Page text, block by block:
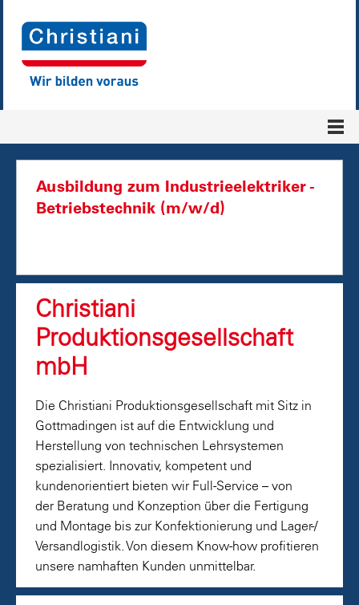
Ausbildung zum Industrieelektriker -
Betriebstechnik (m/w/d)
Christiani
Produktionsgesellschaft
mbH
Die Christiani Produktionsgesellschaft mit Sitz in
Gottmadingen ist auf die Entwicklung und
Herstellung von technischen Lehrsystemen
spezialisiert. Innovativ, kompetent und
kundenorientiert bieten wir Full-Service – von
der Beratung und Konzeption über die Fertigung
und Montage bis zur Konfektionierung und Lager-/
Versandlogistik. Von diesem Know-how profitieren
unsere namhaften Kunden unmittelbar.